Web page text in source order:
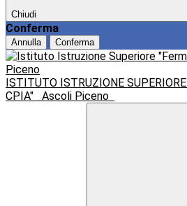
Chiudi
Conferma
Annulla Conferma
ISTITUTO ISTRUZIONE SUPERIORE
CPIA"
Ascoli Piceno